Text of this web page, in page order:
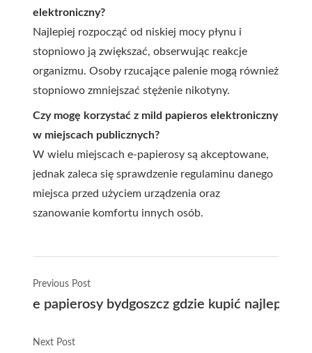
elektroniczny?
Najlepiej rozpocząć od niskiej mocy płynu i
stopniowo ją zwiększać, obserwując reakcje
organizmu. Osoby rzucające palenie mogą również
stopniowo zmniejszać stężenie nikotyny.
Czy mogę korzystać z mild papieros elektroniczny
w miejscach publicznych?
W wielu miejscach e-papierosy są akceptowane,
jednak zaleca się sprawdzenie regulaminu danego
miejsca przed użyciem urządzenia oraz
szanowanie komfortu innych osób.
Previous Post
e papierosy bydgoszcz gdzie kupić najlepsze
Next Post